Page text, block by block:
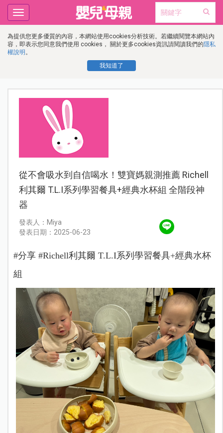
為提供您更多優質的內容，本網站使用cookies分析技術。若繼續閱覽本網站內
容，即表示您同意我們使用 cookies， 關於更多cookies資訊請閱讀我們的隱私
權說明 。
我知道了
Toggle
navigation
從不會吸水到自信喝水！雙寶媽親測推薦 Richell
利其爾 T.L.I系列學習餐具+經典水杯組 全階段神
器
發表人：Miya
發表日期：2025-06-23
#分享 #Richell利其爾 T.L.I系列學習餐具+經典水杯
組